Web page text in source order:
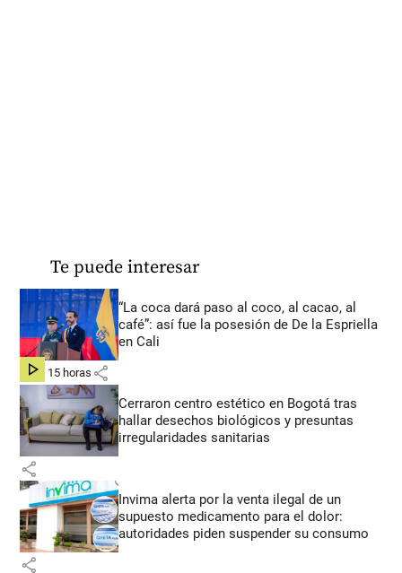
Te puede interesar
“La coca dará paso al coco, al cacao, al
café”: así fue la posesión de De la Espriella
en Cali
hace 15 horas share
Cerraron centro estético en Bogotá tras
hallar desechos biológicos y presuntas
irregularidades sanitarias
share
Invima alerta por la venta ilegal de un
supuesto medicamento para el dolor:
autoridades piden suspender su consumo
share